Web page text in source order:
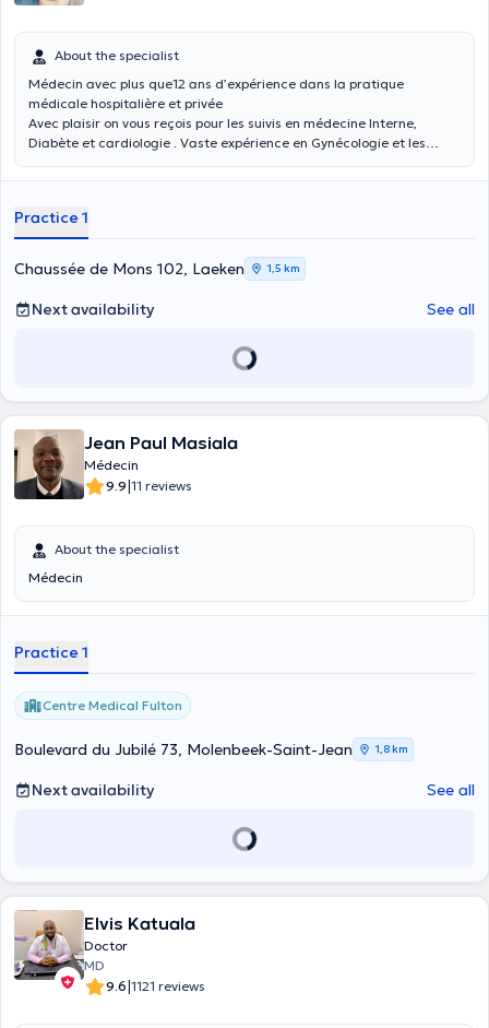
About the specialist
Médecin avec plus que12 ans d’expérience dans la pratique
médicale hospitalière et privée
Avec plaisir on vous reçois pour les suivis en médecine Interne,
Diabète et cardiologie . Vaste expérience en Gynécologie et les
Practice 1
Chaussée de Mons 102, Laeken 1,5 km
Next availability See all
Jean Paul Masiala
Médecin
9.9|11 reviews
About the specialist
Médecin
Practice 1
Centre Medical Fulton
Boulevard du Jubilé 73, Molenbeek-Saint-Jean 1,8 km
Next availability See all
Elvis Katuala
Doctor
MD
9.6|1121 reviews